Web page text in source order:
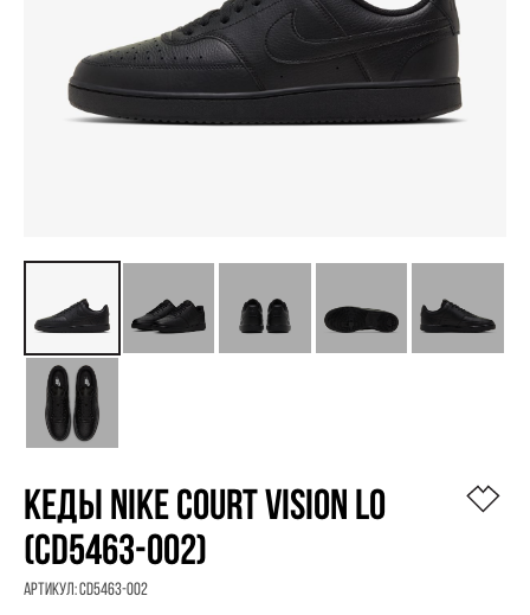
КЕДЫ NIKE COURT VISION LO
(CD5463-002)
Артикул:CD5463-002